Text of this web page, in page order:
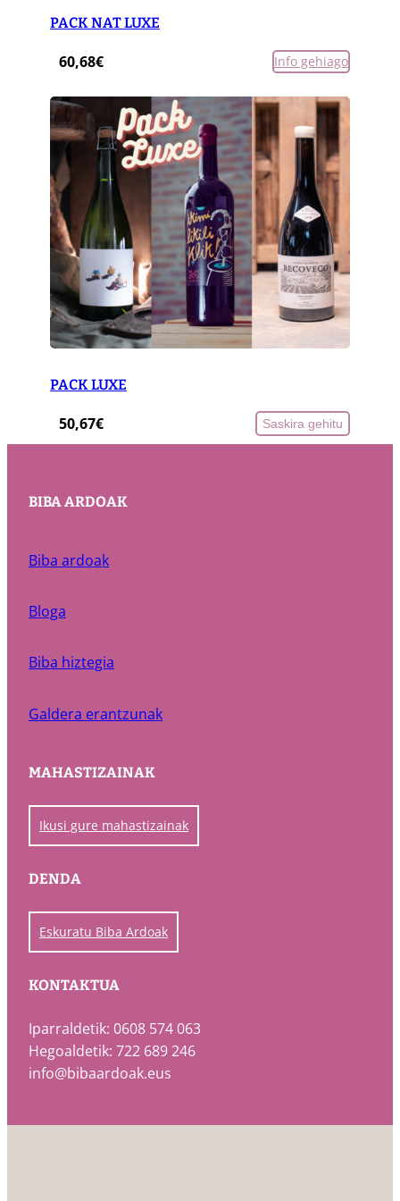
PACK NAT LUXE
60,68€ Info gehiago
PACK LUXE
50,67€ Saskira gehitu
BIBA ARDOAK
Biba ardoak
Bloga
Biba hiztegia
Galdera erantzunak
MAHASTIZAINAK
Ikusi gure mahastizainak
DENDA
Eskuratu Biba Ardoak
KONTAKTUA
Iparraldetik: 0608 574 063
Hegoaldetik: 722 689 246
info@bibaardoak.eus